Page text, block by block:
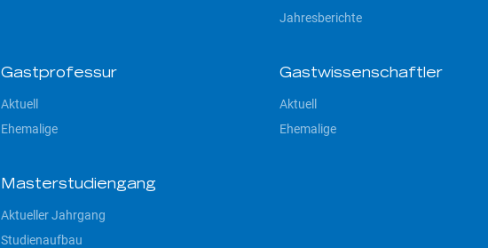
Jahresberichte
Gastprofessur
Aktuell
Ehemalige
Gastwissenschaftler
Aktuell
Ehemalige
Masterstudiengang
Aktueller Jahrgang
Studienaufbau